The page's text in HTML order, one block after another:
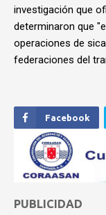
investigación que
determinaron que
operaciones de
federaciones del
Facebook
PUBLICIDAD